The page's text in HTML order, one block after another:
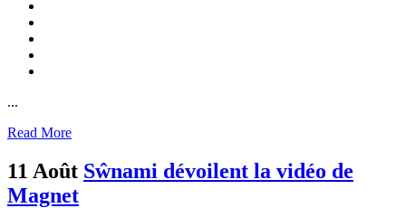
...
Read More
11 Août Sŵnami dévoilent la vidéo de
Magnet